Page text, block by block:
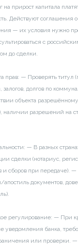
на прирост капитала
Действуют соглашения
— их условия нужно
с
до сделки.
прав: — Проверять титул
долгов по
объекта
разрешений на
— В разных
сделки (нотариус,
и сборов при передаче). —
документов,
регулирование: — При
уведомления банка,
или проверки. —